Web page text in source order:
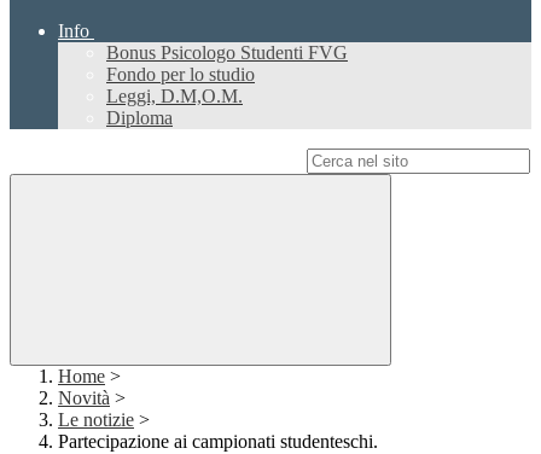
Info
Bonus Psicologo Studenti FVG
Fondo per lo studio
Leggi, D.M,O.M.
Diploma
Home >
Novità >
Le notizie >
Partecipazione ai campionati studenteschi.